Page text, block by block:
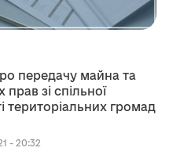
передачу майна та
зі спільної
територіальних громад
- 20:32